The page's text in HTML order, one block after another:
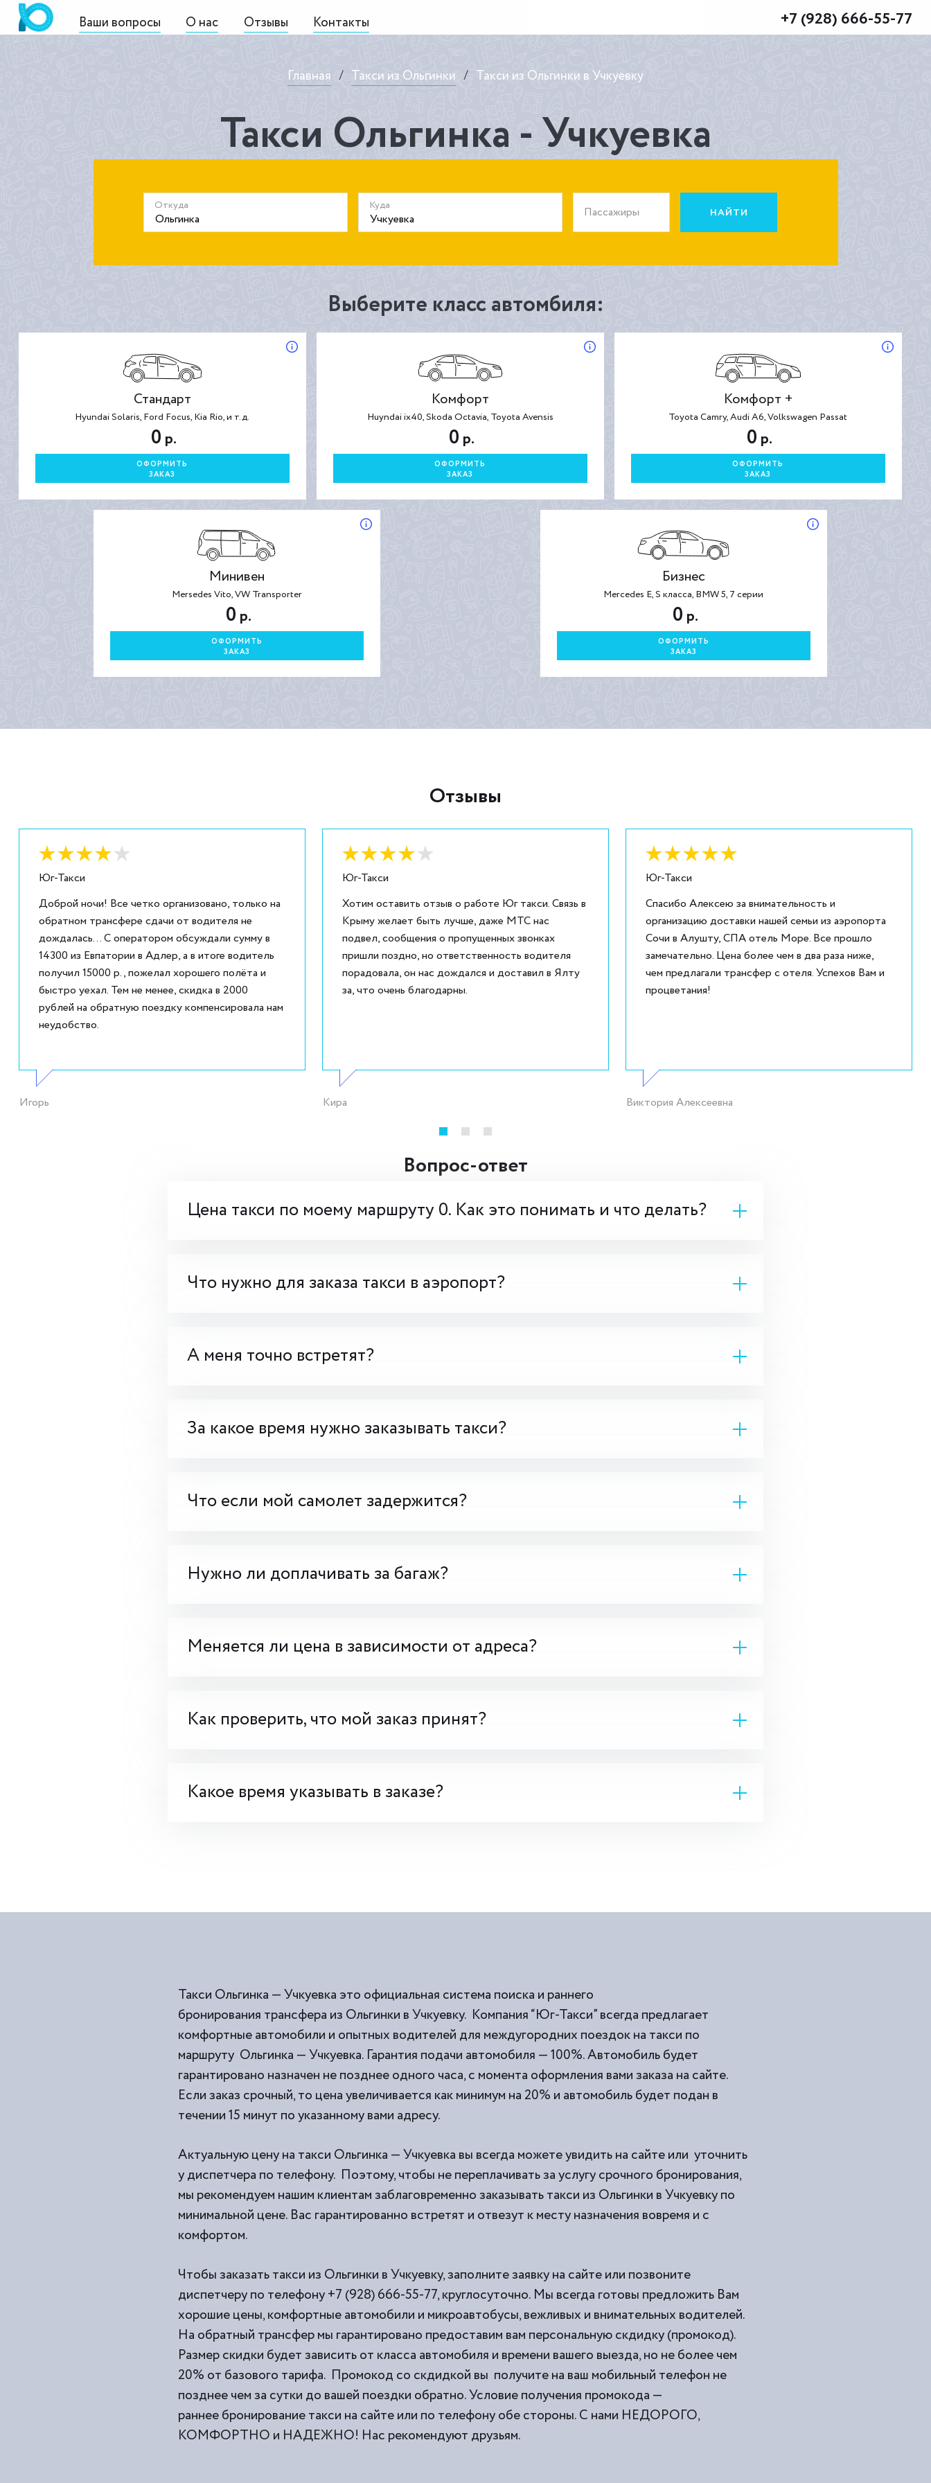
Ваши вопросы О нас Отзывы Контакты +7 (928) 666-55-77
Главная / Такси из Ольгинки / Такси из Ольгинки в Учкуевку
Такси Ольгинка - Учкуевка
Откуда Куда Пассажиры НАЙТИ
Выберите класс автомбиля:
Стандарт
Hyundai Solaris, Ford Focus, Kia Rio, и т.д.
0 р.
ОФОРМИТЬ
ЗАКАЗ
Комфорт
Huyndai ix40, Skoda Octavia, Toyota Avensis
0 р.
ОФОРМИТЬ
ЗАКАЗ
Комфорт +
Toyota Camry, Audi A6, Volkswagen Passat
0 р.
ОФОРМИТЬ
ЗАКАЗ
Минивен
Mersedes Vito, VW Transporter
0 р.
ОФОРМИТЬ
ЗАКАЗ
Бизнес
Mercedes E, S класса, BMW 5, 7 серии
0 р.
ОФОРМИТЬ
ЗАКАЗ
Отзывы
Юг-Такси
Доброй ночи! Все четко организовано, только на
обратном трансфере сдачи от водителя не
дождалась... С оператором обсуждали сумму в
14300 из Евпатории в Адлер, а в итоге водитель
получил 15000 р., пожелал хорошего полёта и
быстро уехал. Тем не менее, скидка в 2000
рублей на обратную поездку компенсировала нам
неудобство.
Игорь
Юг-Такси
Хотим оставить отзыв о работе Юг такси. Связь в
Крыму желает быть лучше, даже МТС нас
подвел, сообщения о пропущенных звонках
пришли поздно, но ответственность водителя
порадовала, он нас дождался и доставил в Ялту
за, что очень благодарны.
Кира
Юг-Такси
Спасибо Алексею за внимательность и
организацию доставки нашей семьи из аэропорта
Сочи в Алушту, СПА отель Море. Все прошло
замечательно. Цена более чем в два раза ниже,
чем предлагали трансфер с отеля. Успехов Вам и
процветания!
Виктория Алексеевна
Вопрос-ответ
Цена такси по моему маршруту 0. Как это понимать и что делать?
Что нужно для заказа такси в аэропорт?
А меня точно встретят?
За какое время нужно заказывать такси?
Что если мой самолет задержится?
Нужно ли доплачивать за багаж?
Меняется ли цена в зависимости от адреса?
Как проверить, что мой заказ принят?
Какое время указывать в заказе?
Такси Ольгинка — Учкуевка это официальная система поиска и раннего
бронирования трансфера из Ольгинки в Учкуевку. Компания “Юг-Такси” всегда предлагает
комфортные автомобили и опытных водителей для междугородних поездок на такси по
маршруту Ольгинка — Учкуевка. Гарантия подачи автомобиля — 100%. Автомобиль будет
гарантировано назначен не позднее одного часа, с момента оформления вами заказа на сайте.
Если заказ срочный, то цена увеличивается как минимум на 20% и автомобиль будет подан в
течении 15 минут по указанному вами адресу.
Актуальную цену на такси Ольгинка — Учкуевка вы всегда можете увидить на сайте или уточнить
у диспетчера по телефону. Поэтому, чтобы не переплачивать за услугу срочного бронирования,
мы рекомендуем нашим клиентам заблаговременно заказывать такси из Ольгинки в Учкуевку по
минимальной цене. Вас гарантированно встретят и отвезут к месту назначения вовремя и с
комфортом.
Чтобы заказать такси из Ольгинки в Учкуевку, заполните заявку на сайте или позвоните
диспетчеру по телефону +7 (928) 666-55-77, круглосуточно. Мы всегда готовы предложить Вам
хорошие цены, комфортные автомобили и микроавтобусы, вежливых и внимательных водителей.
На обратный трансфер мы гарантировано предоставим вам персональную скдидку (промокод).
Размер скидки будет зависить от класса автомобиля и времени вашего выезда, но не более чем
20% от базового тарифа. Промокод со скдидкой вы получите на ваш мобильный телефон не
позднее чем за сутки до вашей поездки обратно. Условие получения промокода —
раннее бронирование такси на сайте или по телефону обе стороны. С нами НЕДОРОГО,
КОМФОРТНО и НАДЕЖНО! Нас рекомендуют друзьям.